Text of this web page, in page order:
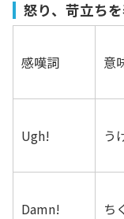
怒り、苛立ち
感嘆詞 意
Ugh! う
Damn! ち